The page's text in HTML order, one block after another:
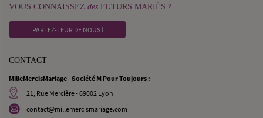
VOUS CONNAISSEZ des FUTURS MARIÉS ?
PARLEZ-LEUR DE NOUS !
CONTACT
MilleMercisMariage - Société M Pour Toujours :
21, Rue Mercière - 69002 Lyon
contact@millemercismariage.com